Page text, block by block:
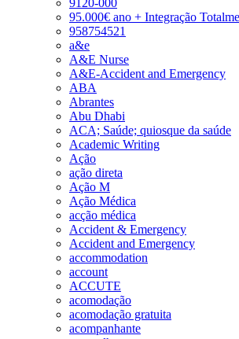
95.000€ ano + Integração
958754521
a&e
A&E Nurse
A&E-Accident and Emergency
ABA
Abrantes
Abu Dhabi
ACA; Saúde; quiosque da saúde
Academic Writing
Ação
ação direta
Ação M
Ação Médica
acção médica
Accident & Emergency
Accident and Emergency
accommodation
account
ACCUTE
acomodação
acomodação gratuita
acompanhante